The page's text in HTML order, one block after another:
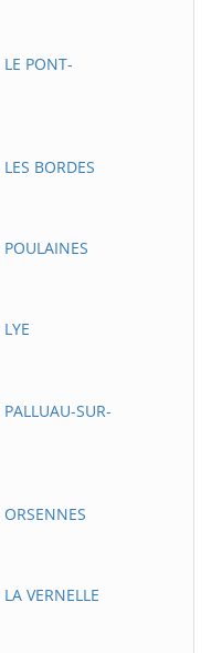
PONT-
BORDES
SUR-
VERNELLE